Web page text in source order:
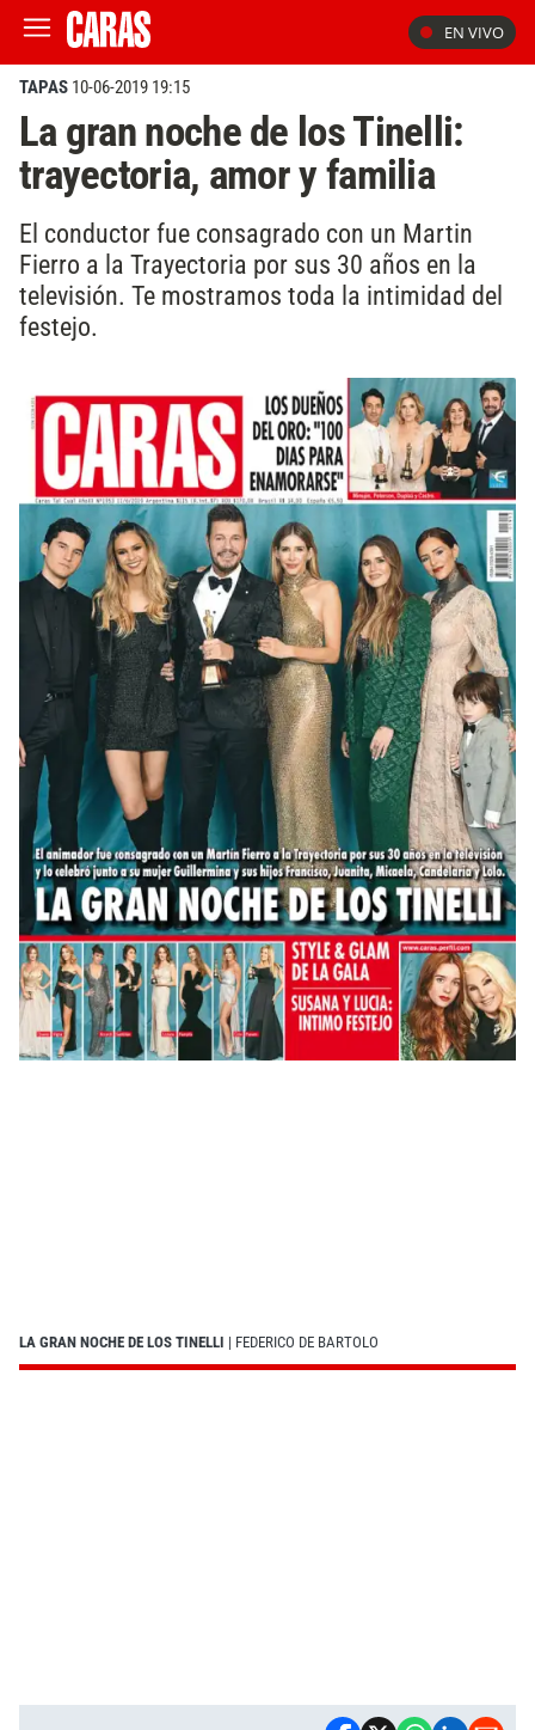
EN VIVO
TAPAS 10-06-2019 19:15
La gran noche de los Tinelli:
trayectoria, amor y familia
El conductor fue consagrado con un Martin
Fierro a la Trayectoria por sus 30 años en la
televisión. Te mostramos toda la intimidad del
festejo.
LA GRAN NOCHE DE LOS TINELLI | FEDERICO DE BARTOLO